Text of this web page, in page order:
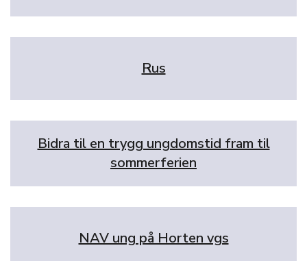
Rus
Bidra til en trygg ungdomstid fram til
sommerferien
NAV ung på Horten vgs